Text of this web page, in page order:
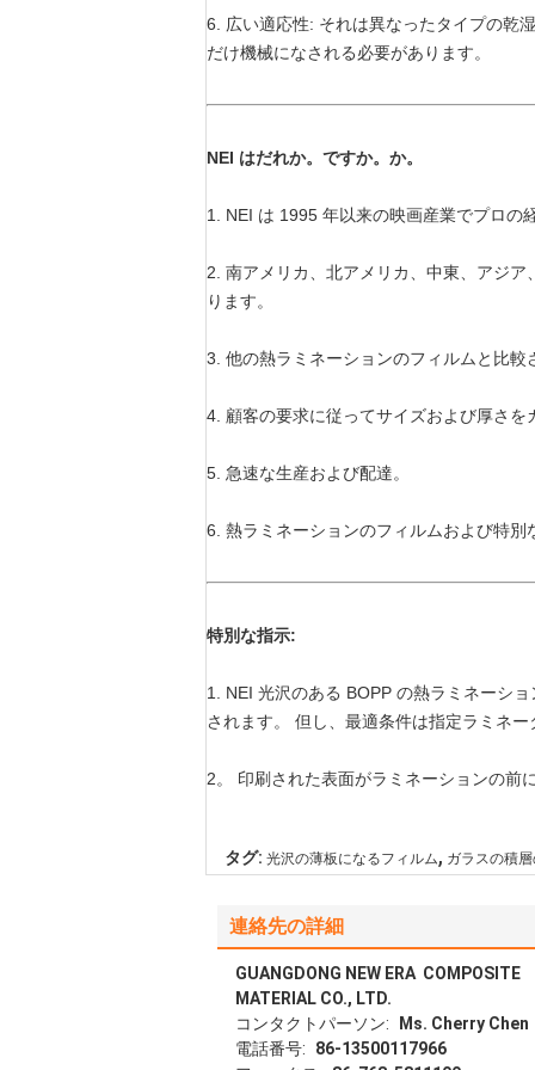
6. 広い適応性: それは異なったタイプの乾
だけ機械になされる必要があります。
NEI はだれか。ですか。か。
1. NEI は 1995 年以来の映画産業でプロの
2. 南アメリカ、北アメリカ、中東、アジ
ります。
3. 他の熱ラミネーションのフィルムと比
4. 顧客の要求に従ってサイズおよび厚さ
5. 急速な生産および配達。
6. 熱ラミネーションのフィルムおよび特別
特別な指示:
1. NEI 光沢のある BOPP の熱ラミネーシ
されます。 但し、最適条件は指定ラミネ
2。 印刷された表面がラミネーションの前
タグ: 光沢の薄板になるフィルム, ガラスの積
連絡先の詳細
GUANGDONG NEW ERA COMPOSITE
MATERIAL CO., LTD.
コンタクトパーソン:
Ms. Cherry Chen
電話番号:
86-13500117966